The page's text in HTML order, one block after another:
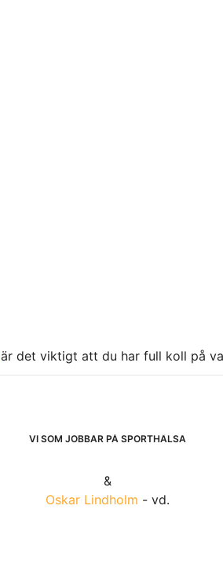
är det viktigt att du har full koll på
VI SOM JOBBAR PÅ SPORTHÄLSA
&
Oskar Lindholm - vd.